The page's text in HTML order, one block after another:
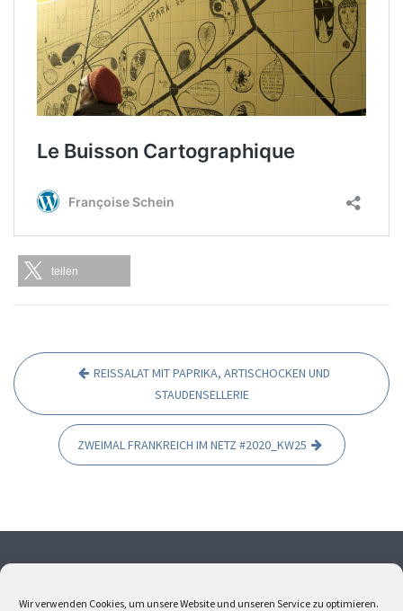
Wir verwenden Cookies, um unsere Website und unseren Service zu optimieren.
teilen
B
e
s
n
REISSALAT MIT PAPRIKA, ARTISCHOCKEN UND
STAUDENSELLERIE
ZWEIMAL FRANKREICH IM NETZ #2020_KW25
Ohne meine Einwilligung dürfen weder Fotos noch Texte